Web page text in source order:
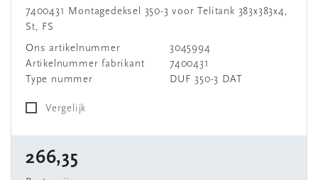
7400431 Montagedeksel 350-3 voor Telitank 383x383x4,
St, FS
Ons artikelnummer
3045994
Artikelnummer fabrikant
7400431
Type nummer
DUF 350-3 DAT
Vergelijk
266,35